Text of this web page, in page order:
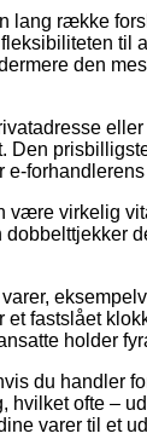
lang række
til
den
Den
e-
være virkelig
et fastslået
holder
du handler
hvilket ofte –
varer til et